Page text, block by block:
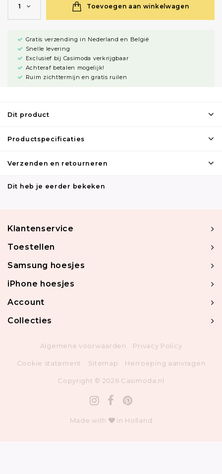
1 Toevoegen aan winkelwagen
Gratis verzending in Nederland en België
Snelle levering
Exclusief bij Casimoda verkrijgbaar
Achteraf betalen mogelijk!
Ruim zichttermijn en gratis ruilen
Dit product
Productspecificaties
Verzenden en retourneren
Dit heb je eerder bekeken
Klantenservice
Toestellen
Samsung hoesjes
iPhone hoesjes
Account
Collecties
Algemene voorwaarden Privacy Policy
Cookie statement Sitemap Herroeping aanvragen
Copyright © 2026 Casimoda.nl
Made with in Holland